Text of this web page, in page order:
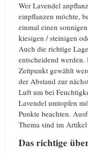
Wer Lavendel
einpflanzen möchte,
einmal einen
kiesigen / steinigen
Auch die richtige
entscheidend
Zeitpunkt gewählt
der Abstand zur
Luft um bei
Lavendel umtopfen
Punkte beachten.
Thema sind im Artikel
Das richtige